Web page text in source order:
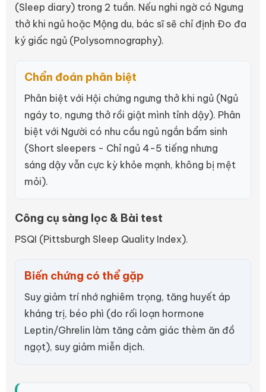
(Sleep diary) trong 2 tuần. Nếu nghi ngờ có Ngưng
thở khi ngủ hoặc Mộng du, bác sĩ sẽ chỉ định Đo đa
ký giấc ngủ (Polysomnography).
Chẩn đoán phân biệt
Phân biệt với Hội chứng ngưng thở khi ngủ (Ngủ
ngáy to, ngưng thở rồi giật mình tỉnh dậy). Phân
biệt với Người có nhu cầu ngủ ngắn bẩm sinh
(Short sleepers - Chỉ ngủ 4-5 tiếng nhưng
sáng dậy vẫn cực kỳ khỏe mạnh, không bị mệt
mỏi).
Công cụ sàng lọc & Bài test
PSQI (Pittsburgh Sleep Quality Index).
Biến chứng có thể gặp
Suy giảm trí nhớ nghiêm trọng, tăng huyết áp
kháng trị, béo phì (do rối loạn hormone
Leptin/Ghrelin làm tăng cảm giác thèm ăn đồ
ngọt), suy giảm miễn dịch.